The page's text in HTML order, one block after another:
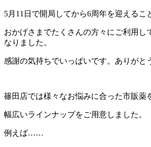
5月11日で開局してから6周年を迎えるこ
おかげさまでたくさんの方々にご利用し
なりました。
感謝の気持ちでいっぱいです。ありがと
篠田店では様々なお悩みに合った市販薬
幅広いラインナップをご用意しました。
例えば……